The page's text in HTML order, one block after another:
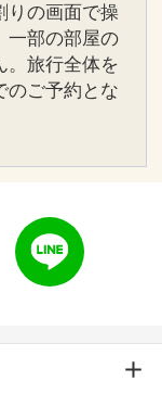
りの画面で操
一部の部屋の
。旅行全体を
のご予約とな